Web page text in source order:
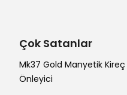
Çok Satanlar
Mk37 Gold Manyetik Kireç
Önleyici